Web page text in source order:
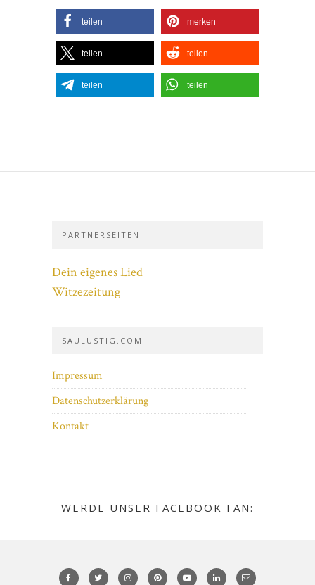
teilen merken
teilen teilen
teilen teilen
PARTNERSEITEN
Dein eigenes Lied
Witzezeitung
SAULUSTIG.COM
Impressum
Datenschutzerklärung
Kontakt
WERDE UNSER FACEBOOK FAN: